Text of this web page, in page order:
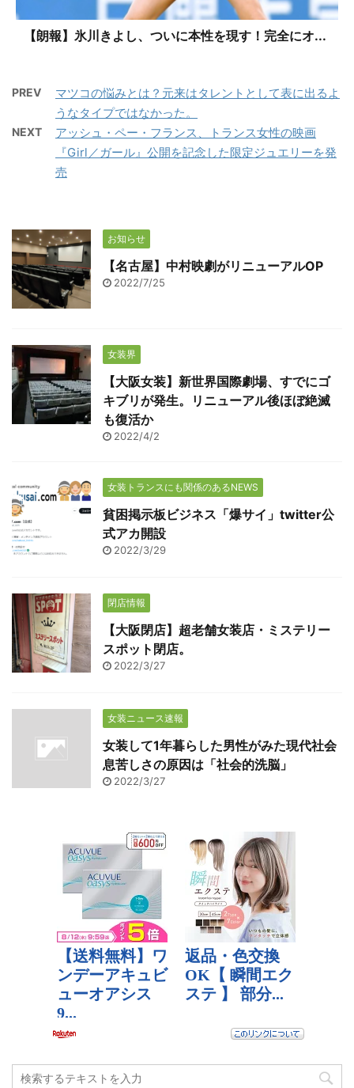
【朗報】氷川きよし、ついに本性を現す！完全にオ...
PREV
マツコの悩みとは？元来はタレントとして表に出るよ
うなタイプではなかった。
NEXT
アッシュ・ペー・フランス、トランス女性の映画
『Girl／ガール』公開を記念した限定ジュエリーを発
売
お知らせ
【名古屋】中村映劇がリニューアルOP
2022/7/25
女装界
【大阪女装】新世界国際劇場、すでにゴ
キブリが発生。リニューアル後ほぼ絶滅
も復活か
2022/4/2
女装トランスにも関係のあるNEWS
貧困掲示板ビジネス「爆サイ」twitter公
式アカ開設
2022/3/29
閉店情報
【大阪閉店】超老舗女装店・ミステリー
スポット閉店。
2022/3/27
女装ニュース速報
女装して1年暮らした男性がみた現代社会
息苦しさの原因は「社会的洗脳」
2022/3/27